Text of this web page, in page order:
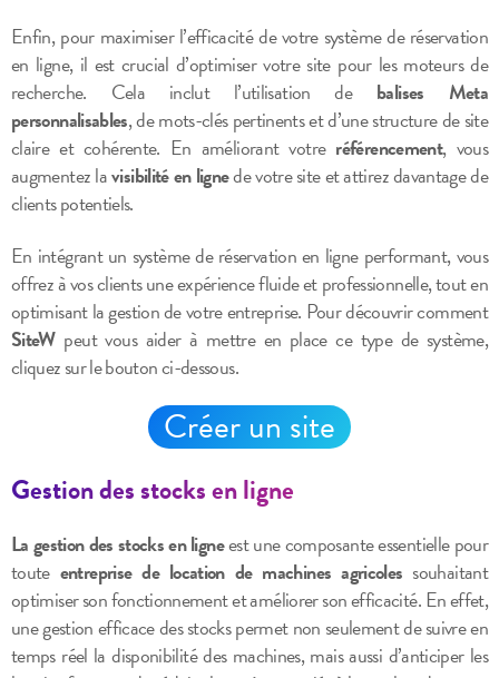
Enfin, pour maximiser l’efficacité de votre système de réservation
en ligne, il est crucial d’optimiser votre site pour les moteurs de
recherche. Cela inclut l’utilisation de balises Meta
personnalisables, de mots-clés pertinents et d’une structure de site
claire et cohérente. En améliorant votre référencement, vous
augmentez lavisibilité en lignede votre site et attirez davantage de
clients potentiels.
En intégrant un système de réservation en ligne performant, vous
offrez à vos clients une expérience fluide et professionnelle, tout en
optimisant la gestion de votre entreprise. Pour découvrir comment
SiteWpeut vous aider à mettre en place ce type de système,
cliquez sur le bouton ci-dessous.
Créer un site
Gestion des stocks en ligne
La gestion des stocks en ligneest une composante essentielle pour
toute entreprise de location de machines agricoles souhaitant
optimiser son fonctionnement et améliorer son efficacité. En effet,
une gestion efficace des stocks permet non seulement de suivre en
temps réel la disponibilité des machines, mais aussi d’anticiper les